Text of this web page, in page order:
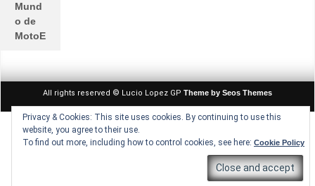
Privacy & Cookies: This site uses cookies. By continuing to use this
website, you agree to their use.
To find out more, including how to control cookies, see here: Cookie Policy
Mund
o de
MotoE
All rights reserved © Lucio Lopez GP Theme by Seos Themes